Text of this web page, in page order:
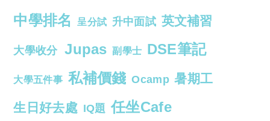
中學排名 呈分試 升中面試 英文補習
大學收分 Jupas 副學士 DSE筆記
大學五件事 私補價錢 Ocamp 暑期工
生日好去處 IQ題 任坐Cafe